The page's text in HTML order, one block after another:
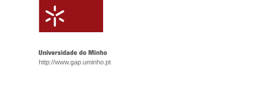
http://www.gap.uminho.pt